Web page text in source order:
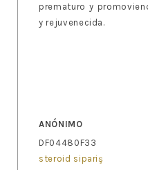
prematuro y
y rejuvenecida.
ANÓNIMO
DF04480F33
steroid sipariş